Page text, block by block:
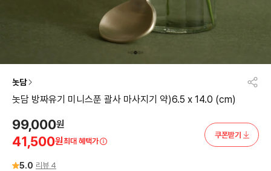
놋담
놋담 방짜유기 미니스푼 괄사 마사지기 약)6.5 x 14.0 (cm)
99,000원
41,500원최대 혜택가
쿠폰받기
5.0 리뷰 4